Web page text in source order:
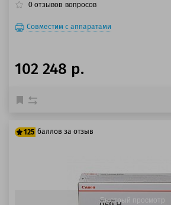
0 отзывов вопросов
Совместим с аппаратами
102 248 р.
125 баллов за отзыв
Быстрый просмотр